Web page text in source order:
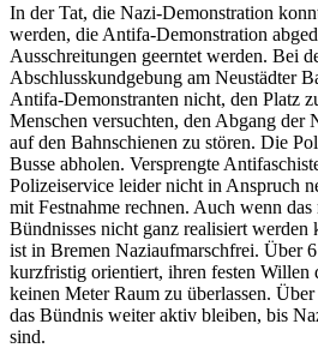
In der Tat, die Nazi-Demonstration
werden, die Antifa-Demonstration
Ausschreitungen geerntet werden. Bei
Abschlusskundgebung am Neustädter
Antifa-Demonstranten nicht, den Platz
Menschen versuchten, den Abgang der
auf den Bahnschienen zu stören. Die
Busse abholen. Versprengte
Polizeiservice leider nicht in Anspruch
mit Festnahme rechnen. Auch wenn
Bündnisses nicht ganz realisiert werden
ist in Bremen Naziaufmarschfrei. Über
kurzfristig orientiert, ihren festen Willen
keinen Meter Raum zu überlassen.
das Bündnis weiter aktiv bleiben, bis
sind.